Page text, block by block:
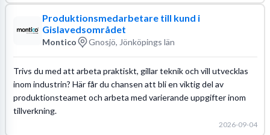
Produktionsmedarbetare till kund i
Gislavedsområdet
Montico Gnosjö, Jönköpings län
Trivs du med att arbeta praktiskt, gillar teknik och vill utvecklas
inom industrin? Här får du chansen att bli en viktig del av
produktionsteamet och arbeta med varierande uppgifter inom
tillverkning.
2026-09-04